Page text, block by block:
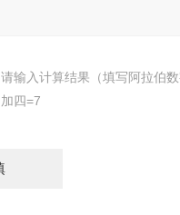
请输入计算结果（填写阿拉伯
加四=7